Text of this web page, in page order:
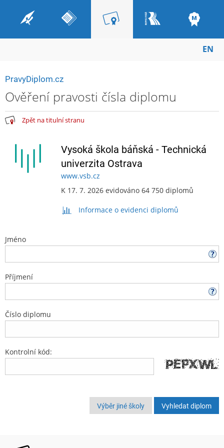
EN
PravyDiplom.cz
Ověření pravosti čísla diplomu
Zpět na titulní stranu
Vysoká škola báňská - Technická
univerzita Ostrava
www.vsb.cz
K 17. 7. 2026 evidováno 64 750 diplomů
Informace o evidenci diplomů
Jméno
Příjmení
Číslo diplomu
Kontrolní kód:
Výběr jiné školy